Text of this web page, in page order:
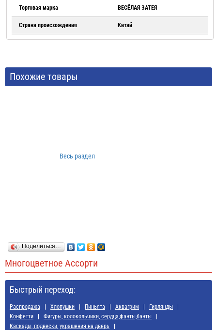
Торговая марка ВЕСЁЛАЯ ЗАТЕЯ
Страна происхождения Китай
Похожие товары
Весь раздел
Поделиться…
Многоцветное Ассорти
Быстрый переход:
Распродажа Хлопушки Пиньята Аквагрим
Гирлянды
Конфетти
Фигуры, колокольчики, сердца,фанты,банты
Каскады, подвески, украшения на дверь